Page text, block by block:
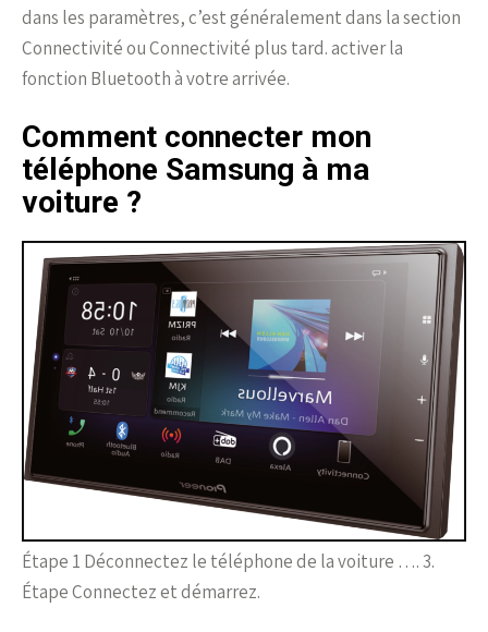
dans les paramètres, c’est généralement dans la section
Connectivité ou Connectivité plus tard. activer la
fonction Bluetooth à votre arrivée.
Comment connecter mon
téléphone Samsung à ma
voiture ?
Étape 1 Déconnectez le téléphone de la voiture …. 3.
Étape Connectez et démarrez.